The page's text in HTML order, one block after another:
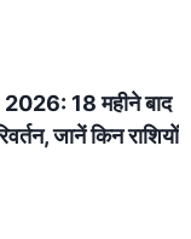
18 महीने बाद
जानें किन राशियों